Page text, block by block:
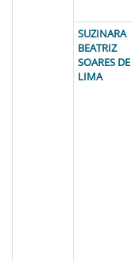
SUZINARA
BEATRIZ
SOARES DE
LIMA